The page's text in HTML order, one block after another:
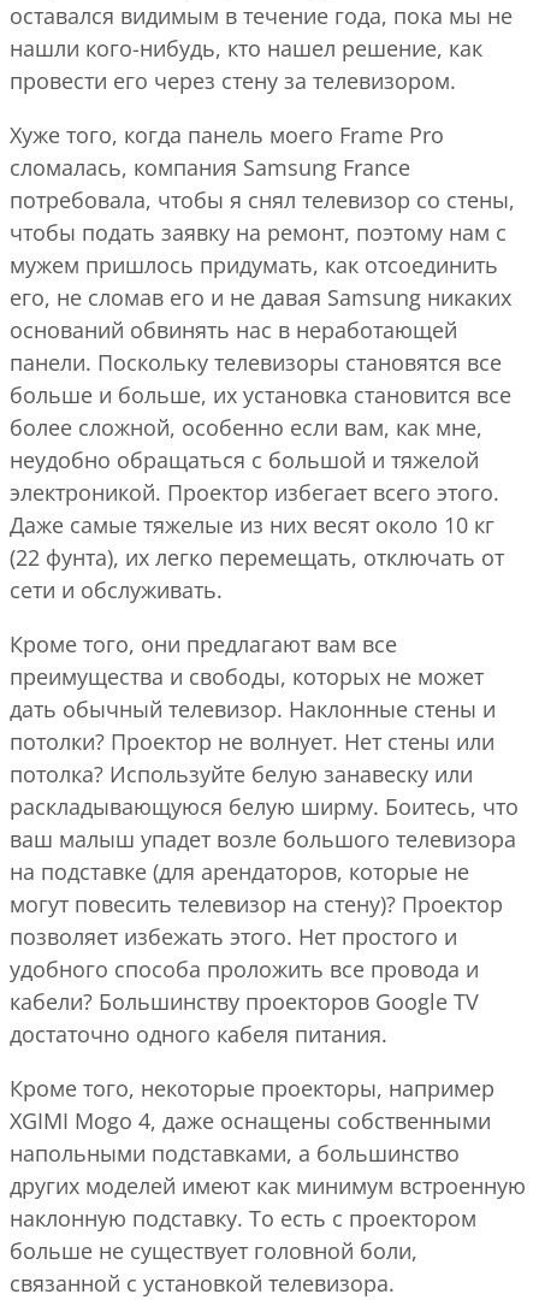
оставался видимым в течение года, пока мы не
нашли кого-нибудь, кто нашел решение, как
провести его через стену за телевизором.
Хуже того, когда панель моего Frame Pro
сломалась, компания Samsung France
потребовала, чтобы я снял телевизор со стены,
чтобы подать заявку на ремонт, поэтому нам с
мужем пришлось придумать, как отсоединить
его, не сломав его и не давая Samsung никаких
оснований обвинять нас в неработающей
панели. Поскольку телевизоры становятся все
больше и больше, их установка становится все
более сложной, особенно если вам, как мне,
неудобно обращаться с большой и тяжелой
электроникой. Проектор избегает всего этого.
Даже самые тяжелые из них весят около 10 кг
(22 фунта), их легко перемещать, отключать от
сети и обслуживать.
Кроме того, они предлагают вам все
преимущества и свободы, которых не может
дать обычный телевизор. Наклонные стены и
потолки? Проектор не волнует. Нет стены или
потолка? Используйте белую занавеску или
раскладывающуюся белую ширму. Боитесь, что
ваш малыш упадет возле большого телевизора
на подставке (для арендаторов, которые не
могут повесить телевизор на стену)? Проектор
позволяет избежать этого. Нет простого и
удобного способа проложить все провода и
кабели? Большинству проекторов Google TV
достаточно одного кабеля питания.
Кроме того, некоторые проекторы, например
XGIMI Mogo 4, даже оснащены собственными
напольными подставками, а большинство
других моделей имеют как минимум встроенную
наклонную подставку. То есть с проектором
больше не существует головной боли,
связанной с установкой телевизора.